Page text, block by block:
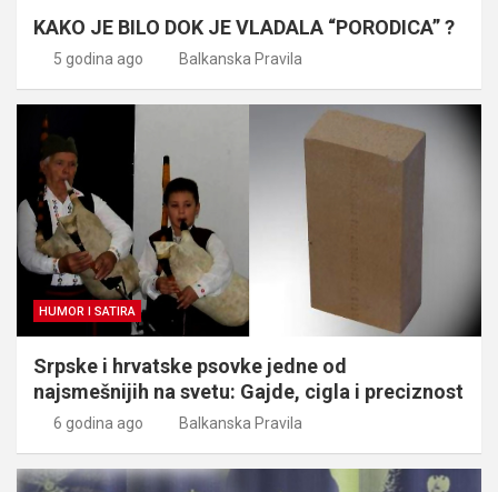
KAKO JE BILO DOK JE VLADALA “PORODICA” ?
5 godina ago Balkanska Pravila
HUMOR I SATIRA
Srpske i hrvatske psovke jedne od
najsmešnijih na svetu: Gajde, cigla i preciznost
6 godina ago Balkanska Pravila